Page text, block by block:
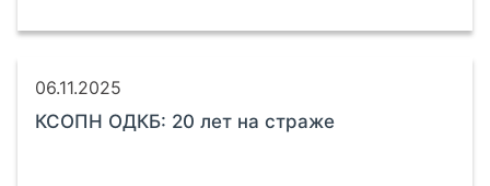
06.11.2025
КСОПН ОДКБ: 20 лет на страже